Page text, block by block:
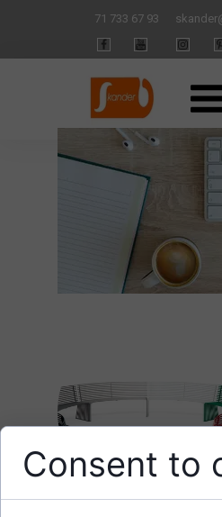
71 733 67 93 skander
Consent to